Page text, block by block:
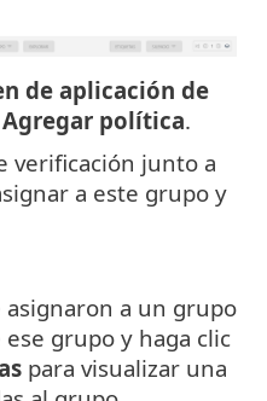
de aplicación de
Agregar política.
verificación junto a
a este grupo y
asignaron a un grupo
grupo y haga clic
para visualizar una